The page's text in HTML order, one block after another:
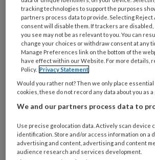
* *
wachtwoord* *
Kies
je
functie *
Bij
welke
organisatie
werk
Untitled
KinderopvangTotaal
Ontvang iedere zondag het
tracking technologies to support the purposes
partners process data to provide. Selecting
consent will disable them. If trackers are disabled,
you see may not be as relevant to you. You can
change your choices or withdraw consent at any
Manage Preferences link on the bottom of the
have effect within our Website. For more details,
Policy. Privacy Statement
Would you rather not? Then we only place
cookies, these do not record any data about you as a
We and our partners process data to
Use precise geolocation data. Actively scan device
identification. Store and/or access information on a
advertising and content, advertising and content
audience research and services development.